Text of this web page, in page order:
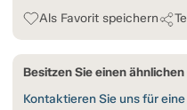
Als Favorit speichern
Besitzen Sie einen
Kontaktieren Sie uns für